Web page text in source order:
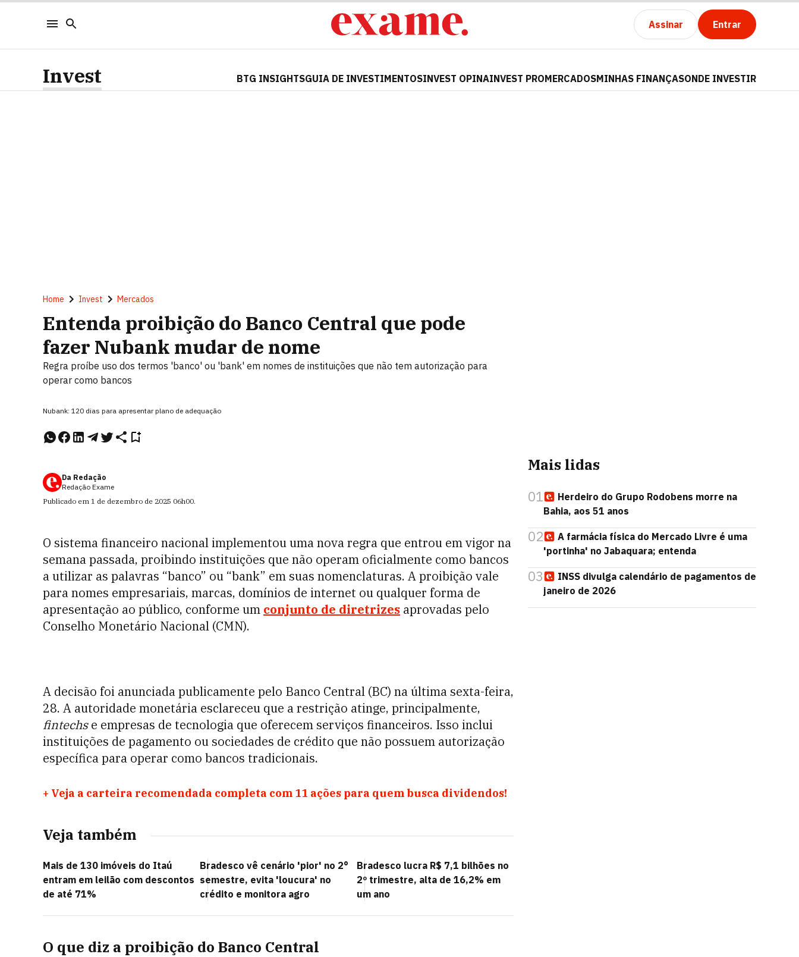
Assinar Entrar
Invest BTG INSIGHTSGUIA DE INVESTIMENTOSINVEST OPINAINVEST PROMERCADOSMINHAS FINANÇASONDE INVESTIR
Home Invest Mercados
Entenda proibição do Banco Central que pode
fazer Nubank mudar de nome
Regra proíbe uso dos termos 'banco' ou 'bank' em nomes de instituições que não tem autorização para
operar como bancos
Nubank: 120 dias para apresentar plano de adequação
Da Redação
Redação Exame
Publicado em 1 de dezembro de 2025 06h00.
O sistema financeiro nacional implementou uma nova regra que entrou em vigor na
semana passada, proibindo instituições que não operam oficialmente como bancos
a utilizar as palavras “banco” ou “bank” em suas nomenclaturas. A proibição vale
para nomes empresariais, marcas, domínios de internet ou qualquer forma de
apresentação ao público, conforme um conjunto de diretrizes aprovadas pelo
Conselho Monetário Nacional (CMN).
A decisão foi anunciada publicamente pelo Banco Central (BC) na última sexta-feira,
28. A autoridade monetária esclareceu que a restrição atinge, principalmente,
fintechse empresas de tecnologia que oferecem serviços financeiros. Isso inclui
instituições de pagamento ou sociedades de crédito que não possuem autorização
específica para operar como bancos tradicionais.
+ Veja a carteira recomendada completa com 11 ações para quem busca dividendos!
Veja também
Mais de 130 imóveis do Itaú
entram em leilão com descontos
de até 71%
Bradesco vê cenário 'pior' no 2°
semestre, evita 'loucura' no
crédito e monitora agro
Bradesco lucra R$ 7,1 bilhões no
2º trimestre, alta de 16,2% em
um ano
O que diz a proibição do Banco Central
Mais lidas
01
Herdeiro do Grupo Rodobens morre na
Bahia, aos 51 anos
02
A farmácia física do Mercado Livre é uma
'portinha' no Jabaquara; entenda
03
INSS divulga calendário de pagamentos de
janeiro de 2026